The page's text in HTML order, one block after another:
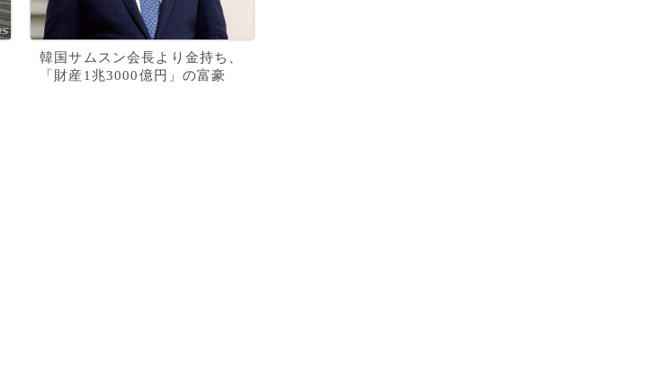
韓国サムスン会長より金持ち、
「財産1兆3000億円」の富豪